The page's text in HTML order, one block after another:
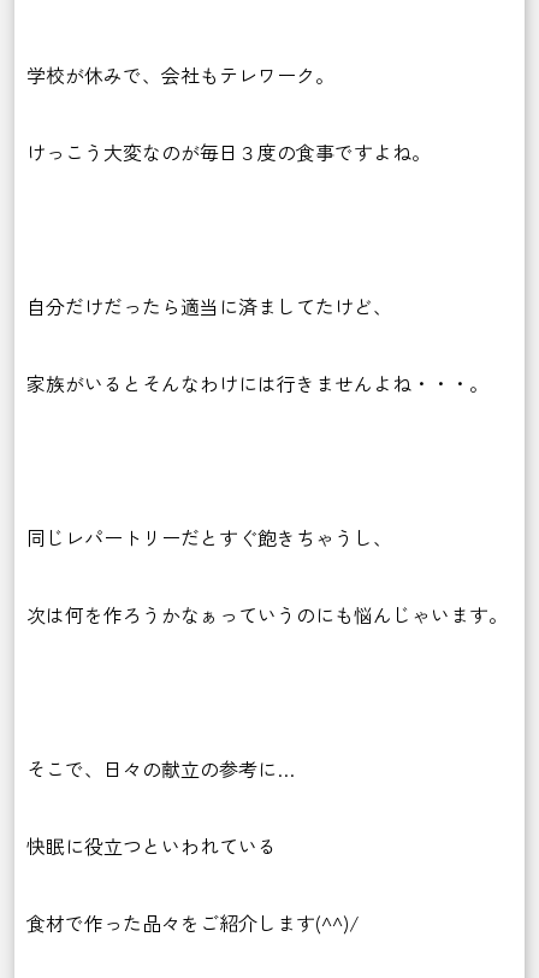
学校が休みで、会社もテレワーク。
けっこう大変なのが毎日３度の食事ですよね。
自分だけだったら適当に済ましてたけど、
家族がいるとそんなわけには行きませんよね・・・。
同じレパートリーだとすぐ飽きちゃうし、
次は何を作ろうかなぁっていうのにも悩んじゃいます。
そこで、日々の献立の参考に…
快眠に役立つといわれている
食材で作った品々をご紹介します(^^)/